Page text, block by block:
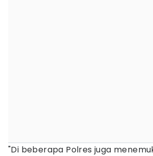
"Di beberapa Polres juga